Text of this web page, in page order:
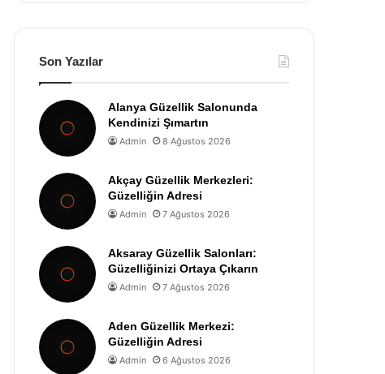
Son Yazılar
Alanya Güzellik Salonunda
Kendinizi Şımartın
Admin 8 Ağustos 2026
Akçay Güzellik Merkezleri:
Güzelliğin Adresi
Admin 7 Ağustos 2026
Aksaray Güzellik Salonları:
Güzelliğinizi Ortaya Çıkarın
Admin 7 Ağustos 2026
Aden Güzellik Merkezi:
Güzelliğin Adresi
Admin 6 Ağustos 2026